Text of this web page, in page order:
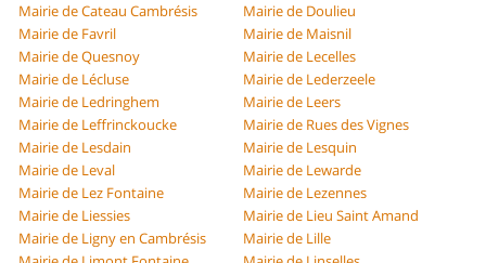
Mairie de Cateau Cambrésis
Mairie de Doulieu
Mairie de Favril
Mairie de Maisnil
Mairie de Quesnoy
Mairie de Lecelles
Mairie de Lécluse
Mairie de Lederzeele
Mairie de Ledringhem
Mairie de Leers
Mairie de Leffrinckoucke
Mairie de Rues des Vignes
Mairie de Lesdain
Mairie de Lesquin
Mairie de Leval
Mairie de Lewarde
Mairie de Lez Fontaine
Mairie de Lezennes
Mairie de Liessies
Mairie de Lieu Saint Amand
Mairie de Ligny en Cambrésis
Mairie de Lille